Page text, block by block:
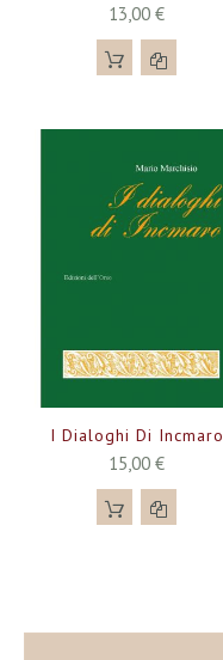
13,00 €
I Dialoghi Di Incmaro
15,00 €